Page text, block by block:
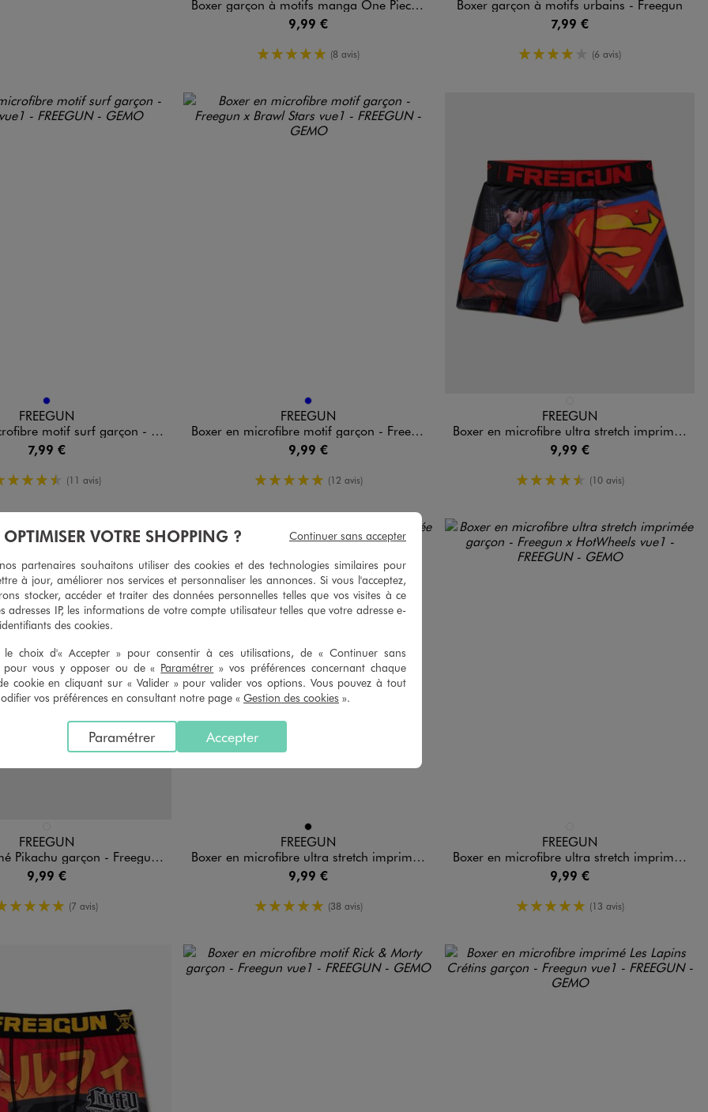
Boxer garçon à motifs manga One Piece - Freegun
9,99 €
5/5 de moyenne
(8 avis)
Boxer garçon à motifs urbains - Freegun
7,99 €
4/5 de moyenne
(6 avis)
1 colorisBLEU
FREEGUN
motif surf garçon - Freegun
7,99 €
4.5/5 de moyenne
(11 avis)
Disponible en 1 colorisBLEU
FREEGUN
Boxer en microfibre motif garçon - Freegun x Brawl Stars
9,99 €
5/5 de moyenne
(12 avis)
FREEGUN
Boxer en microfibre ultra stretch imprimée garçon - Freegun x Superman
9,99 €
4.5/5 de moyenne
(10 avis)
FREEGUN
garçon - Freegun X Pokémon
9,99 €
5/5 de moyenne
(7 avis)
Disponible en 1 colorisNOIR
FREEGUN
Boxer en microfibre ultra stretch imprimée garçon - Freegun x One Piece
9,99 €
5/5 de moyenne
(38 avis)
FREEGUN
Boxer en microfibre ultra stretch imprimée garçon - Freegun x HotWheels
9,99 €
5/5 de moyenne
(13 avis)
OPTIMISER VOTRE SHOPPING ?
partenaires souhaitons utiliser des cookies et des technologies similaires pour
à jour, améliorer nos services et personnaliser les annonces. Si vous l'acceptez,
stocker, accéder et traiter des données personnelles telles que vos visites à ce
adresses IP, les informations de votre compte utilisateur telles que votre adresse e-
des cookies.
le choix d'« Accepter » pour consentir à ces utilisations, de « Continuer sans
pour vous y opposer ou de « Paramétrer » vos préférences concernant chaque
cookie en cliquant sur « Valider » pour valider vos options. Vous pouvez à tout
vos préférences en consultant notre page « Gestion des cookies ».
Accepter
Paramétrer
Continuer sans accepter